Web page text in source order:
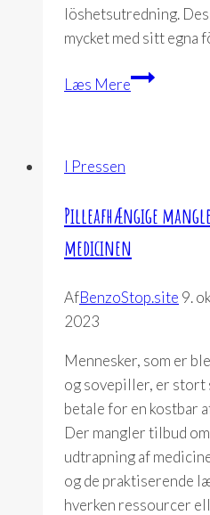
löshetsutredning.
mycket med sitt egna
Læs Mere
livet
I Pressen
Pilleafhængige
medicinen
AfBenzoStop.site 9.
2023
Mennesker, som er
og sovepiller, er stort
betale for en kostbar
Der mangler tilbud
udtrapning af
og de praktiserende
hverken ressourcer